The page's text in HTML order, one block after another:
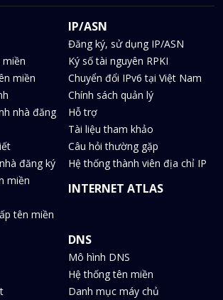
miền
miền
nhà đăng
đăng ký
miền
tên miền
IP/ASN
Đăng ký, sử dụng IP/ASN
Ký số tài nguyên RPKI
Chuyển đổi IPv6 tại Việt Nam
Chính sách quản lý
Hỗ trợ
Tài liệu tham khảo
Câu hỏi thường gặp
Hệ thống thành viên địa chỉ IP
INTERNET ATLAS
DNS
Mô hình DNS
Hệ thống tên miền
Danh mục máy chủ